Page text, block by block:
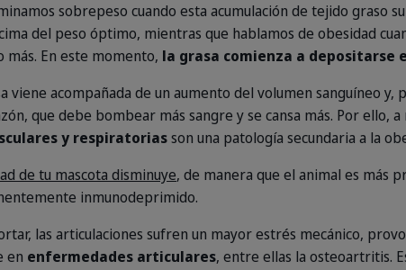
sobrepeso cuando esta acumulación de tejido graso
del peso óptimo, mientras que hablamos de obesidad
más. En este momento, la grasa comienza a depositarse
viene acompañada de un aumento del volumen sanguíneo
que debe bombear más sangre y se cansa más. Por ello, a
y respiratoriasson una patología secundaria a la
de tu mascota disminuye, de manera que el animal es más
inmunodeprimido.
las articulaciones sufren un mayor estrés mecánico,
en enfermedades articulares, entre ellas la osteoartritis.